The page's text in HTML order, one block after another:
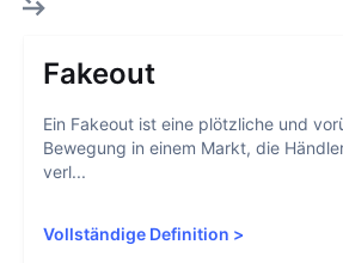
Fakeout
Ein Fakeout ist eine plötzliche und
Bewegung in einem Markt, die
verl...
Vollständige Definition >